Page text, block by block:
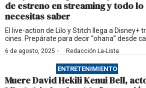
de estreno en streaming y todo lo
necesitas saber
El live-action de Lilo y Stitch llega a Disney+
cines. Prepárate para decir “ohana” desde
6 de agosto, 2025 · Redacción La-Lista
ENTRETENIMIENTO
Muere David Hekili Kenui Bell,